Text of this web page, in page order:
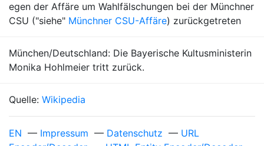
egen der Affäre um Wahlfälschungen bei der Münchner
CSU ("siehe" Münchner CSU-Affäre) zurückgetreten
München/Deutschland: Die Bayerische Kultusministerin
Monika Hohlmeier tritt zurück.
Quelle: Wikipedia
EN — Impressum — Datenschutz — URL